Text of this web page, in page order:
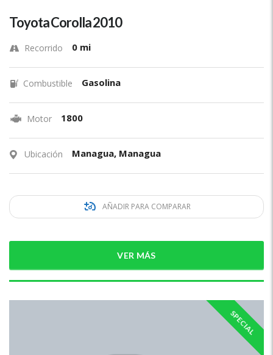
Toyota Corolla 2010
Recorrido 0 mi
Combustible Gasolina
Motor 1800
Ubicación Managua, Managua
AÑADIR PARA COMPARAR
VER MÁS
SPECIAL